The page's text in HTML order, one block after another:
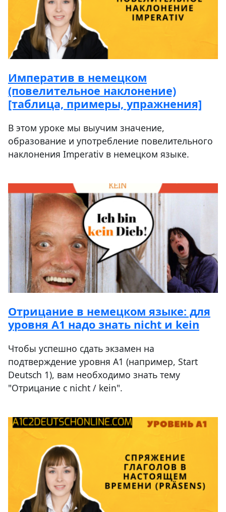
Императив в немецком
(повелительное наклонение)
[таблица, примеры, упражнения]
В этом уроке мы выучим значение,
образование и употребление повелительного
наклонения Imperativ в немецком языке.
Отрицание в немецком языке: для
уровня А1 надо знать nicht и kein
Чтобы успешно сдать экзамен на
подтверждение уровня A1 (например, Start
Deutsch 1), вам необходимо знать тему
"Отрицание с nicht / kein".